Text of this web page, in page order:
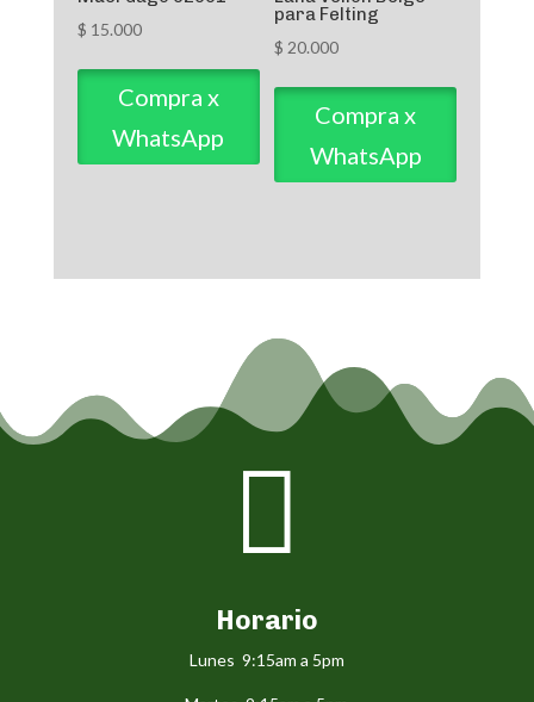
$ 15.000
Compra x
WhatsApp
para Felting
$ 20.000
Compra x
WhatsApp

Horario
Lunes 9:15am a 5pm